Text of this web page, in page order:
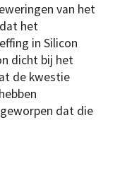
van het
het
in Silicon
dicht bij het
de kwestie
dat die